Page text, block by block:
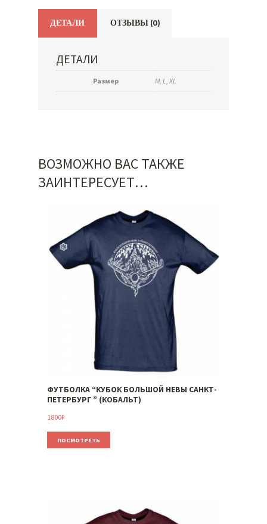
ДЕТАЛИ ОТЗЫВЫ (0)
ДЕТАЛИ
Размер M, L, XL
ВОЗМОЖНО ВАС ТАКЖЕ
ЗАИНТЕРЕСУЕТ…
ФУТБОЛКА “КУБОК БОЛЬШОЙ НЕВЫ САНКТ-
ПЕТЕРБУРГ ” (КОБАЛЬТ)
1800₽
ПОСМОТРЕТЬ